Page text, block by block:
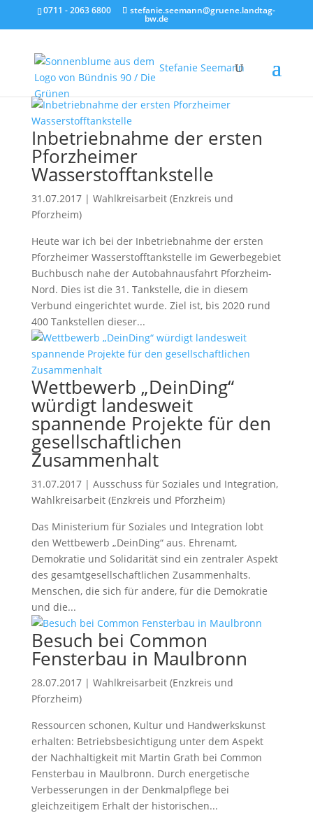
0711 - 2063 6800 stefanie.seemann@gruene.landtag-
bw.de
Stefanie Seemann
Inbetriebnahme der ersten
Pforzheimer
Wasserstofftankstelle
31.07.2017| Wahlkreisarbeit (Enzkreis und
Pforzheim)
Heute war ich bei der Inbetriebnahme der ersten
Pforzheimer Wasserstofftankstelle im Gewerbegebiet
Buchbusch nahe der Autobahnausfahrt Pforzheim-
Nord. Dies ist die 31. Tankstelle, die in diesem
Verbund eingerichtet wurde. Ziel ist, bis 2020 rund
400 Tankstellen dieser...
Wettbewerb „DeinDing“
würdigt landesweit
spannende Projekte für den
gesellschaftlichen
Zusammenhalt
31.07.2017| Ausschuss für Soziales und Integration,
Wahlkreisarbeit (Enzkreis und Pforzheim)
Das Ministerium für Soziales und Integration lobt
den Wettbewerb „DeinDing“ aus. Ehrenamt,
Demokratie und Solidarität sind ein zentraler Aspekt
des gesamtgesellschaftlichen Zusammenhalts.
Menschen, die sich für andere, für die Demokratie
und die...
Besuch bei Common
Fensterbau in Maulbronn
28.07.2017| Wahlkreisarbeit (Enzkreis und
Pforzheim)
Ressourcen schonen, Kultur und Handwerkskunst
erhalten: Betriebsbesichtigung unter dem Aspekt
der Nachhaltigkeit mit Martin Grath bei Common
Fensterbau in Maulbronn. Durch energetische
Verbesserungen in der Denkmalpflege bei
gleichzeitigem Erhalt der historischen...